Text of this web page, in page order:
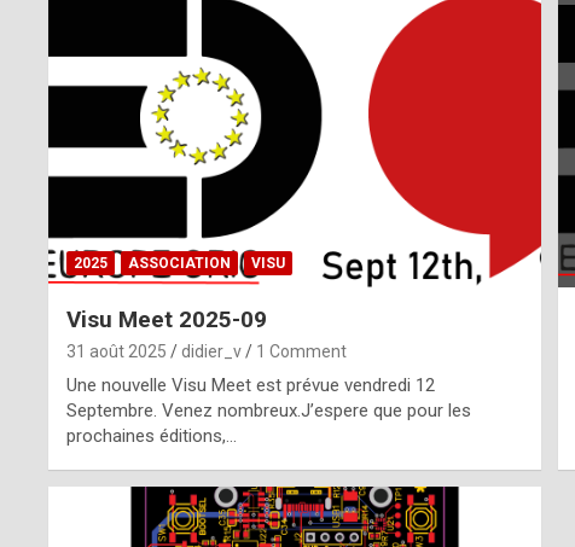
m
2025 ASSOCIATION VISU
Visu Meet 2025-09
31 août 2025 didier_v 1 Comment
Une nouvelle Visu Meet est prévue vendredi 12
Septembre. Venez nombreux.J’espere que pour les
prochaines éditions,…